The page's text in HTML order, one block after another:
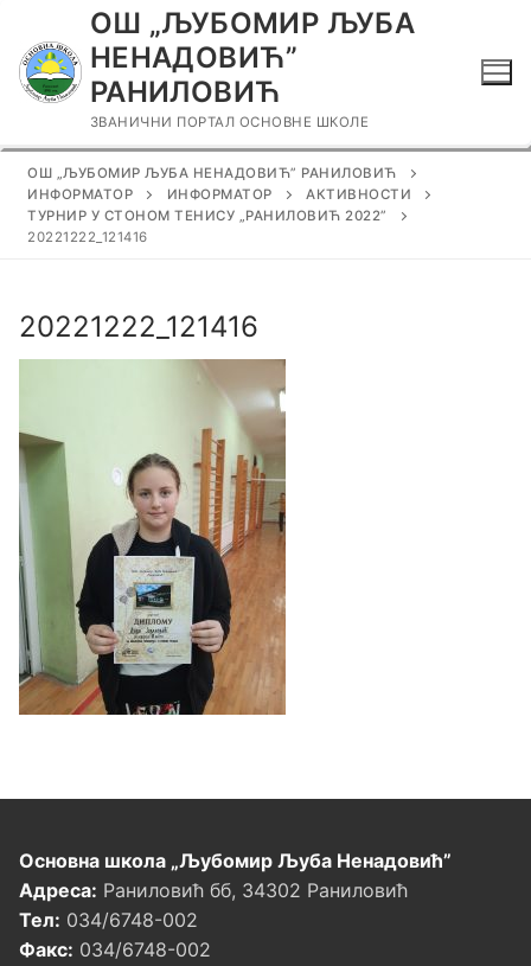
садржаја
ОШ „ЉУБОМИР ЉУБА
НЕНАДОВИЋ”
РАНИЛОВИЋ
ЗВАНИЧНИ ПОРТАЛ ОСНОВНЕ ШКОЛЕ
ОШ „ЉУБОМИР ЉУБА НЕНАДОВИЋ” РАНИЛОВИЋ
ИНФОРМАТОР
ИНФОРМАТОР
АКТИВНОСТИ
ТУРНИР У СТОНОМ ТЕНИСУ „РАНИЛОВИЋ 2022”
20221222_121416
20221222_121416
Основна школа „Љубомир Љуба Ненадовић”
Адреса: Раниловић бб, 34302 Раниловић
Тел: 034/6748-002
Факс: 034/6748-002